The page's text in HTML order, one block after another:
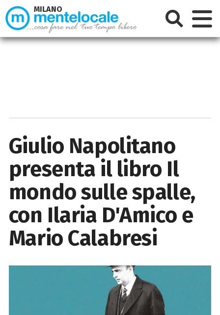
Giulio Napolitano
presenta il libro Il
mondo sulle spalle,
con Ilaria D'Amico e
Mario Calabresi
MILANO